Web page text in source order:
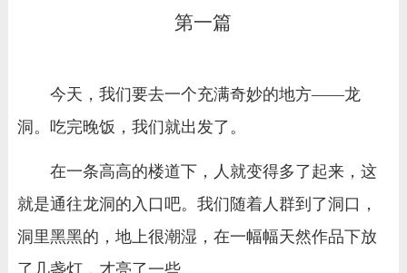
第一篇
今天，我们要去一个充满奇妙的地方——龙
洞。吃完晚饭，我们就出发了。
在一条高高的楼道下，人就变得多了起来，这
就是通往龙洞的入口吧。我们随着人群到了洞口，
洞里黑黑的，地上很潮湿，在一幅幅天然作品下放
了几盏灯，才亮了一些。